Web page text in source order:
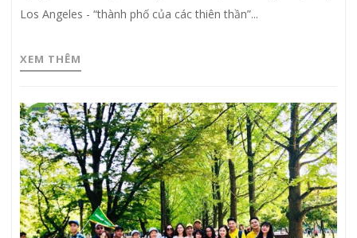
Los Angeles - “thành phố của các thiên thần”...
XEM THÊM